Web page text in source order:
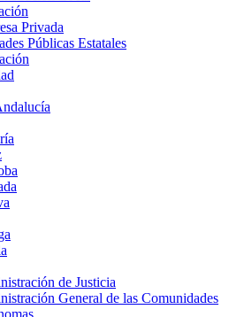
Privada
Públicas Estatales
de Justicia
General de las Comunidades